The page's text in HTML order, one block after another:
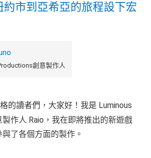
約市到亞希亞的旅程設下宏
創意製作人
的讀者們，大家好！我是 Luminous
作人 Raio，我在即將推出的新遊戲
與了各個方面的製作。